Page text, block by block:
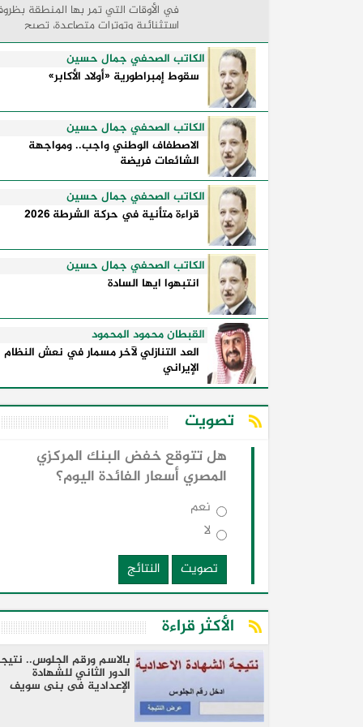
في الأوقات التي تمر بها المنطقة
استثنائية وتوترات متصاعدة، تصبح
الكلمات السياسية أكثر من مجرد مواقف
معلنة؛ فهي تكشف طريقة تفكير الدول،
وكيفية إدارتها للأزمات، والحدود التي
تفصل بين القوة ...
الكاتب الصحفي جمال حسين
سقوط إمبراطورية «أولاد الأكابر»
الكاتب الصحفي جمال حسين
الاصطفاف الوطني واجب.. ومواجهة
الشائعات فريضة
الكاتب الصحفي جمال حسين
قراءة متأنية في حركة الشرطة 2026
الكاتب الصحفي جمال حسين
انتبهوا ايها السادة
القبطان محمود المحمود
العد التنازلي لآخر مسمار في نعش النظام
الإيراني
تصويت
هل تتوقع خفض البنك المركزي
المصري أسعار الفائدة اليوم؟
نعم
لا
تصويت
النتائج
الأكثر قراءة
بالاسم ورقم الجلوس..
الدور الثاني للشهادة
الإعدادية فى بنى سويف